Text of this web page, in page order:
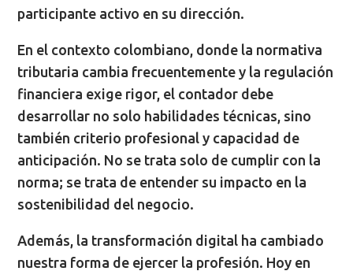
participante activo en su dirección.
En el contexto colombiano, donde la normativa
tributaria cambia frecuentemente y la regulación
financiera exige rigor, el contador debe
desarrollar no solo habilidades técnicas, sino
también criterio profesional y capacidad de
anticipación. No se trata solo de cumplir con la
norma; se trata de entender su impacto en la
sostenibilidad del negocio.
Además, la transformación digital ha cambiado
nuestra forma de ejercer la profesión. Hoy en